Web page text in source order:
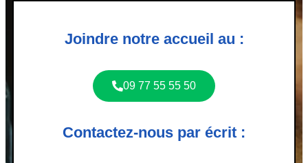
Joindre notre accueil au :
09 77 55 55 50
Contactez-nous par écrit :